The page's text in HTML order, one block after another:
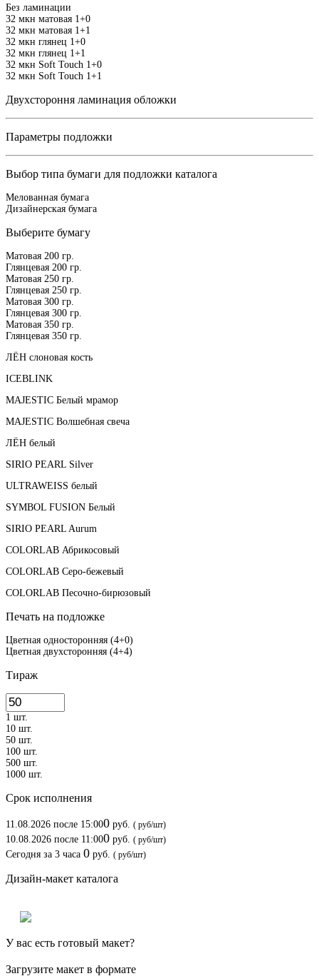
Без ламинации
32 мкн матовая 1+0
32 мкн матовая 1+1
32 мкн глянец 1+0
32 мкн глянец 1+1
32 мкн Soft Touch 1+0
32 мкн Soft Touch 1+1
Двухстороння ламинация обложки
Параметры подложки
Выбор типа бумаги для подложки каталога
Мелованная бумага
Дизайнерская бумага
Выберите бумагу
Матовая 200 гр.
Глянцевая 200 гр.
Матовая 250 гр.
Глянцевая 250 гр.
Матовая 300 гр.
Глянцевая 300 гр.
Матовая 350 гр.
Глянцевая 350 гр.
ЛЁН слоновая кость
ICEBLINK
MAJESTIC Белый мрамор
MAJESTIC Волшебная свеча
ЛЁН белый
SIRIO PEARL Silver
ULTRAWEISS белый
SYMBOL FUSION Белый
SIRIO PEARL Aurum
COLORLAB Абрикосовый
COLORLAB Серо-бежевый
COLORLAB Песочно-бирюзовый
Печать на подложке
Цветная односторонняя (4+0)
Цветная двухсторонняя (4+4)
Тираж
1 шт.
10 шт.
50 шт.
100 шт.
500 шт.
1000 шт.
Срок исполнения
11.08.2026 после 15:000 руб. ( руб/шт)
10.08.2026 после 11:000 руб. ( руб/шт)
Сегодня за 3 часа 0 руб. ( руб/шт)
Дизайн-макет каталога
У вас есть готовый макет?
Загрузите макет в формате